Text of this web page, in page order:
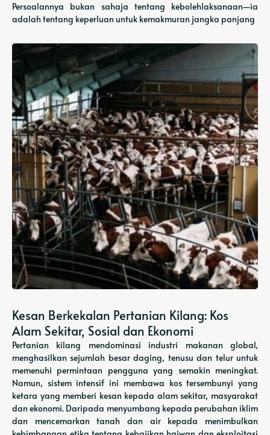
Persoalannya bukan sahaja tentang kebolehlaksanaan—ia
adalah tentang keperluan untuk kemakmuran jangka panjang
Kesan Berkekalan Pertanian Kilang: Kos
Alam Sekitar, Sosial dan Ekonomi
Pertanian kilang mendominasi industri makanan global,
menghasilkan sejumlah besar daging, tenusu dan telur untuk
memenuhi permintaan pengguna yang semakin meningkat.
Namun, sistem intensif ini membawa kos tersembunyi yang
ketara yang memberi kesan kepada alam sekitar, masyarakat
dan ekonomi. Daripada menyumbang kepada perubahan iklim
dan mencemarkan tanah dan air kepada menimbulkan